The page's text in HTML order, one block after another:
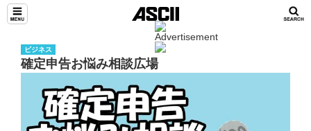
ビジネス
確定申告お悩み相談広場